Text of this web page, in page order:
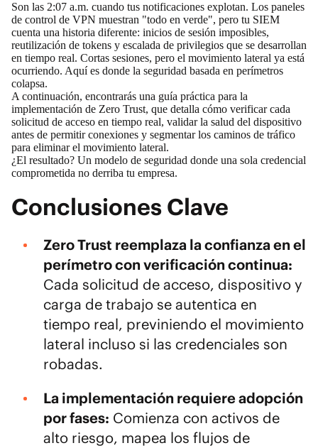
Son las 2:07 a.m. cuando tus notificaciones explotan. Los paneles
de control de VPN muestran "todo en verde", pero tu SIEM
cuenta una historia diferente: inicios de sesión imposibles,
reutilización de tokens y escalada de privilegios que se desarrollan
en tiempo real. Cortas sesiones, pero el movimiento lateral ya está
ocurriendo. Aquí es donde la seguridad basada en perímetros
colapsa.
A continuación, encontrarás una guía práctica para la
implementación de Zero Trust, que detalla cómo verificar cada
solicitud de acceso en tiempo real, validar la salud del dispositivo
antes de permitir conexiones y segmentar los caminos de tráfico
para eliminar el movimiento lateral.
¿El resultado? Un modelo de seguridad donde una sola credencial
comprometida no derriba tu empresa.
Conclusiones Clave
Zero Trust reemplaza la confianza en el
perímetro con verificación continua:
Cada solicitud de acceso, dispositivo y
carga de trabajo se autentica en
tiempo real, previniendo el movimiento
lateral incluso si las credenciales son
robadas.
La implementación requiere adopción
por fases: Comienza con activos de
alto riesgo, mapea los flujos de